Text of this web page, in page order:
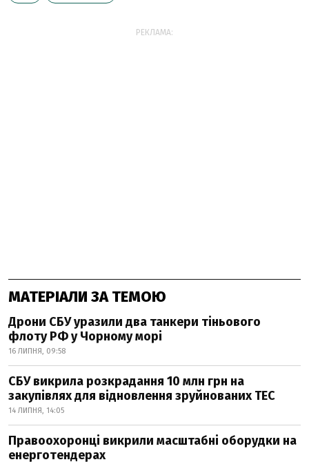
РЕКЛАМА:
МАТЕРІАЛИ ЗА ТЕМОЮ
Дрони СБУ уразили два танкери тіньового
флоту РФ у Чорному морі
16 ЛИПНЯ, 09:58
СБУ викрила розкрадання 10 млн грн на
закупівлях для відновлення зруйнованих ТЕС
14 ЛИПНЯ, 14:05
Правоохоронці викрили масштабні оборудки на
енерготендерах